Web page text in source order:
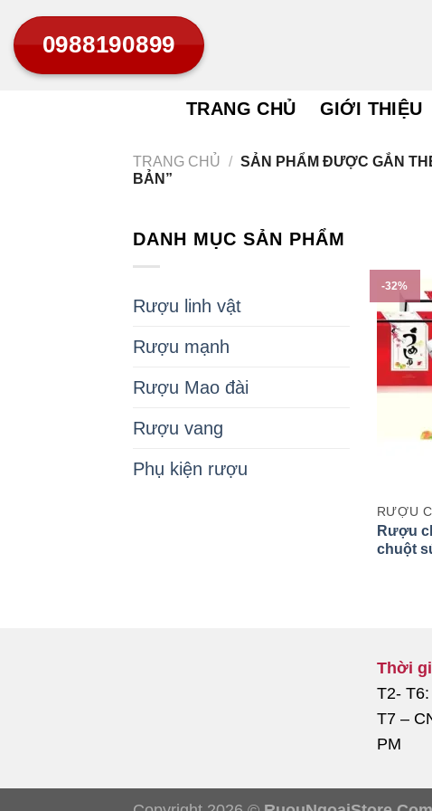
qua
nội
0988190899
TRANG CHỦ GIỚI THIỆU
TRANG CHỦ / SẢN PHẨM ĐƯỢC GẮN
BẢN”
DANH MỤC SẢN PHẨM
Rượu linh vật
Rượu mạnh
Rượu Mao đài
Rượu vang
Phụ kiện rượu
-32%
RƯỢU
Rượu
chuột
Thời
T2-
T7 –
PM